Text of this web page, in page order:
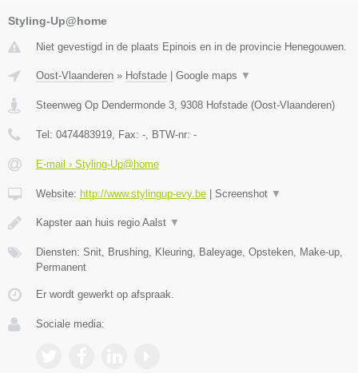
Styling-Up@home
Niet gevestigd in de plaats Epinois en in de provincie Henegouwen.
Oost-Vlaanderen » Hofstade | Google maps ▼
Steenweg Op Dendermonde 3 9308 Hofstade (Oost-Vlaanderen)
Tel: 0474483919 , Fax: - , BTW-nr: -
E-mail › Styling-Up@home
Website: http://www.stylingup-evy.be | Screenshot ▼
Kapster aan huis regio Aalst ▼
Diensten: Snit, Brushing, Kleuring, Baleyage, Opsteken, Make-up,
Permanent
Er wordt gewerkt op afspraak.
Sociale media: